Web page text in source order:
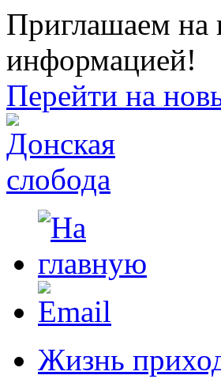
Приглашаем на
информацией!
Перейти на
Жизнь